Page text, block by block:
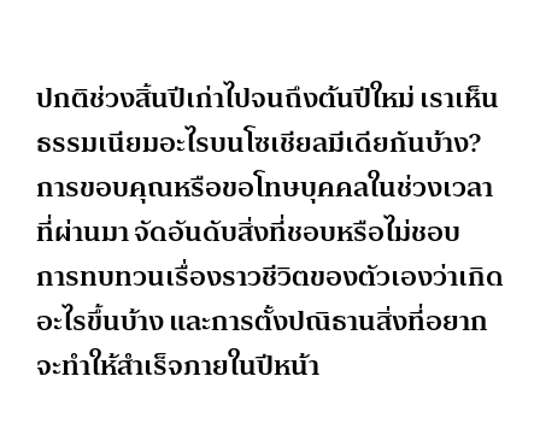
ปกติช่วงสิ้นปีเก่าไปจนถึงต้นปีใหม่ เราเห็น
ธรรมเนียมอะไรบนโซเชียลมีเดียกันบ้าง?
การขอบคุณหรือขอโทษบุคคลในช่วงเวลา
ที่ผ่านมา จัดอันดับสิ่งที่ชอบหรือไม่ชอบ
การทบทวนเรื่องราวชีวิตของตัวเองว่าเกิด
อะไรขึ้นบ้าง และการตั้งปณิธานสิ่งที่อยาก
จะทำให้สำเร็จภายในปีหน้า